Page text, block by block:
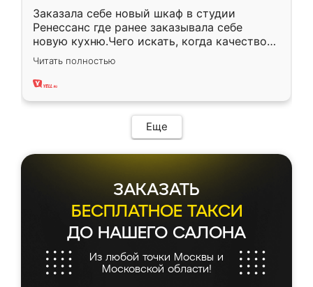
Заказала себе новый шкаф в студии
Ренессанс где ранее заказывала себе
новую кухню.Чего искать, когда качеством
вполне довольна. Служит кухня уже почти
два года, нареканий нет.
Читать полностью
Еще
ЗАКАЗАТЬ
БЕСПЛАТНОЕ ТАКСИ
ДО НАШЕГО САЛОНА
Из любой точки Москвы и
Московской области!